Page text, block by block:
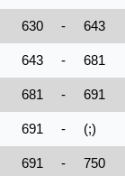
630 - 643
643 - 681
681 - 691
691 - (;)
691 - 750